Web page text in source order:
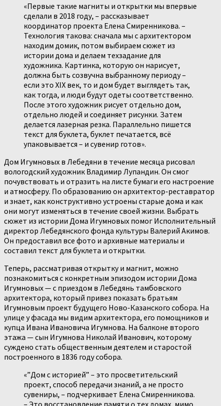
«Первые такие магниты и открытки мы впервые
сделали в 2018 году, – рассказывает
координатор проекта Елена Смиренникова. –
Технология такова: сначала мы с архитектором
находим домик, потом выбираем сюжет из
истории дома и делаем техзадание для
художника. Картинка, которую он нарисует,
должна быть созвучна выбранному периоду –
если это XIX век, то и дом будет выглядеть так,
как тогда, и люди будут одеты соответственно.
После этого художник рисует отдельно дом,
отдельно людей и соединяет рисунки. Затем
делается лазерная резка. Параллельно пишется
текст для буклета, буклет печатается, всё
упаковывается – и сувенир готов».
Дом Игумновых в Лебедяни в течение месяца рисовал
вологодский художник Владимир Лупандин. Он смог
почувствовать и отразить на листе бумаги его настроение
и атмосферу. По образованию он архитектор-реставратор
и знает, как конструктивно устроены старые дома и как
они могут изменяться в течение своей жизни. Выбрать
сюжет из истории Дома Игумновых помог Исполнительный
директор Лебедянского фонда культуры Валерий Акимов.
Он предоставил все фото и архивные материалы и
составил текст для буклета и открытки.
Теперь, рассматривая открытку и магнит, можно
познакомиться с конкретным эпизодом истории Дома
Игумновых — с приездом в Лебедянь тамбовского
архитектора, который привез показать братьям
Игумновым проект будущего Ново-Казанского собора. На
улице у фасада мы видим архитектора, его помощников и
купца Ивана Ивановича Игумнова. На балконе второго
этажа — сын Игумнова Николай Иванович, которому
суждено стать общественным деятелем и старостой
построенного в 1836 году собора.
«”Дом с историей” – это просветительский
проект, способ передачи знаний, а не просто
сувениры, – подчеркивает Елена Смиренникова.
– Это восстановление памяти о тех домах, мимо